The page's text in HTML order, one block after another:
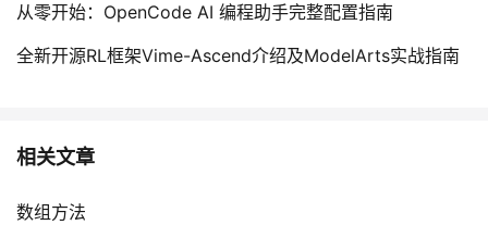
从零开始：OpenCode AI 编程助手完整配置指南
全新开源RL框架Vime-Ascend介绍及ModelArts实战指南
相关文章
数组方法